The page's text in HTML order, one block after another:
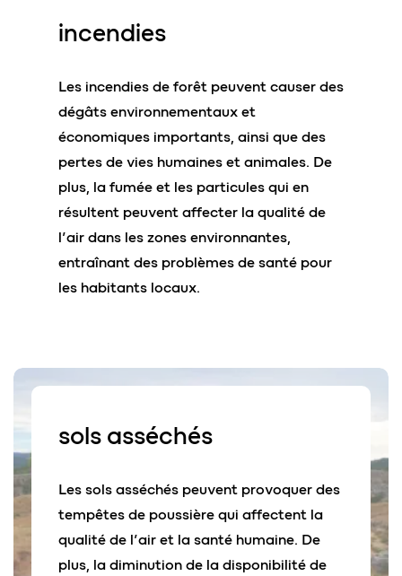
incendies
Les incendies de forêt peuvent causer des
dégâts environnementaux et
économiques importants, ainsi que des
pertes de vies humaines et animales. De
plus, la fumée et les particules qui en
résultent peuvent affecter la qualité de
l’air dans les zones environnantes,
entraînant des problèmes de santé pour
les habitants locaux.
sols asséchés
Les sols asséchés peuvent provoquer des
tempêtes de poussière qui affectent la
qualité de l’air et la santé humaine. De
plus, la diminution de la disponibilité de